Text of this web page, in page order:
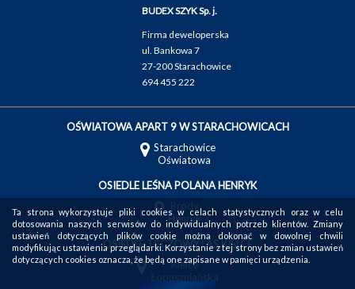
BUDEX SZYK Sp. j.
Firma deweloperska
ul. Bankowa 7
27-200 Starachowice
694 455 222
OŚWIATOWA APART 9 W STARACHOWICACH
Starachowice
Oświatowa
OSIEDLE LEŚNA POLANA HENRYK
Henryk
OSIEDLE TĘCZOWY LAS KIELCE
Kielce
Ta strona wykorzystuje pliki cookies w celach statystycznych oraz w celu
dotosowania naszych serwisów do indywidualnych potrzeb klientów. Zmiany
ustawień dotyczących plików cookie można dokonać w dowolnej chwili
modyfikując ustawienia przeglądarki. Korzystanie z tej strony bez zmian ustawień
dotyczących cookies oznacza, że będą one zapisane w pamięci urządzenia.